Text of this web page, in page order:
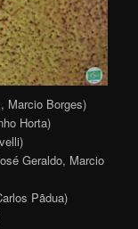
Marcio Borges)
Horta)
Geraldo, Marcio
Pãdua)